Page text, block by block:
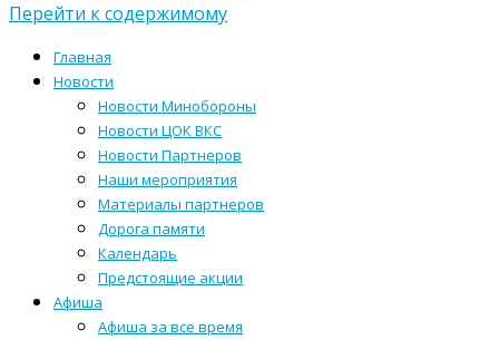
Перейти к содержимому
Главная
Новости
Новости Минобороны
Новости ЦОК ВКС
Новости Партнеров
Наши мероприятия
Материалы партнеров
Дорога памяти
Календарь
Предстоящие акции
Афиша
Афиша за все время